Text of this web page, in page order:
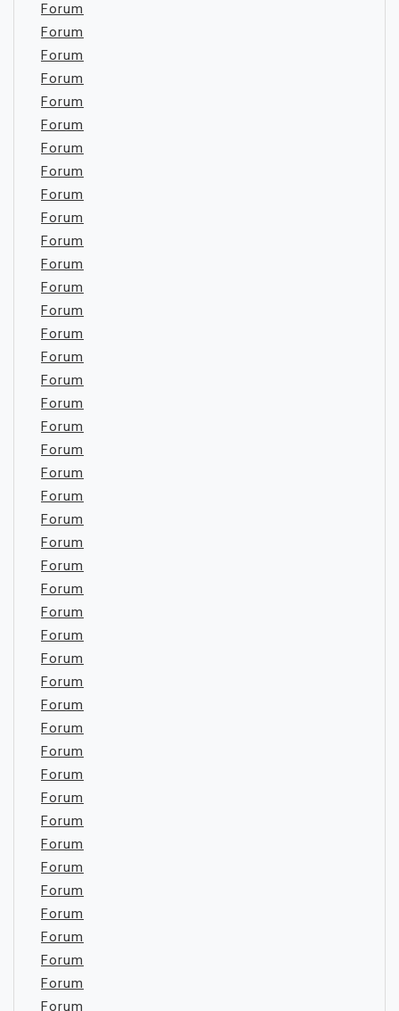
Forum
Forum
Forum
Forum
Forum
Forum
Forum
Forum
Forum
Forum
Forum
Forum
Forum
Forum
Forum
Forum
Forum
Forum
Forum
Forum
Forum
Forum
Forum
Forum
Forum
Forum
Forum
Forum
Forum
Forum
Forum
Forum
Forum
Forum
Forum
Forum
Forum
Forum
Forum
Forum
Forum
Forum
Forum
Forum